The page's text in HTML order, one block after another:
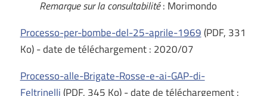
Remarque sur la consultabilité: Morimondo
Processo-per-bombe-del-25-aprile-1969(PDF, 331
Ko) - date de téléchargement : 2020/07
Processo-alle-Brigate-Rosse-e-ai-GAP-di-
Feltrinelli(PDF, 345 Ko) - date de téléchargement :